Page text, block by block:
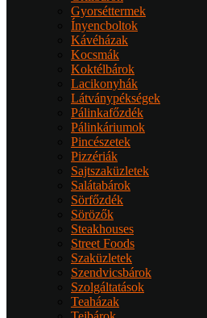
Gyorséttermek
Ínyencboltok
Kávéházak
Kocsmák
Koktélbárok
Lacikonyhák
Látványpékségek
Pálinkafőzdék
Pálinkáriumok
Pincészetek
Pizzériák
Sajtszaküzletek
Salátabárok
Sörfőzdék
Sörözők
Steakhouses
Street Foods
Szaküzletek
Szendvicsbárok
Szolgáltatások
Teaházak